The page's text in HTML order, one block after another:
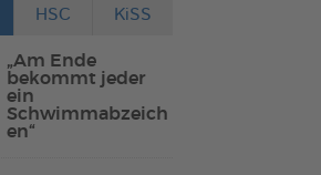
HSC KiSS
„Am Ende
bekommt jeder
ein
Schwimmabzeich
en“